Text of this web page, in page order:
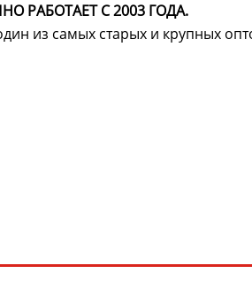
РАБОТАЕТ С 2003 ГОДА.
из самых старых и крупных